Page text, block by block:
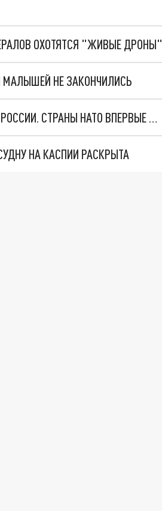
ОХОТЯТСЯ "ЖИВЫЕ ДРОНЫ"
НЕ ЗАКОНЧИЛИСЬ
"ОЧЕНЬ ПЛОХИЕ НОВОСТИ": БОЛЬШАЯ ОШИБКА PALANTIR В РОССИИ. СТРАНЫ НАТО ВПЕРВЫЕ ЗА СВО ОСТАНОВИЛИ ПОСТАВКИ ОРУЖИЯ. ВСУ ТЕРЯЮТ ПРИГРАНИЧЬЕ?
НА КАСПИИ РАСКРЫТА